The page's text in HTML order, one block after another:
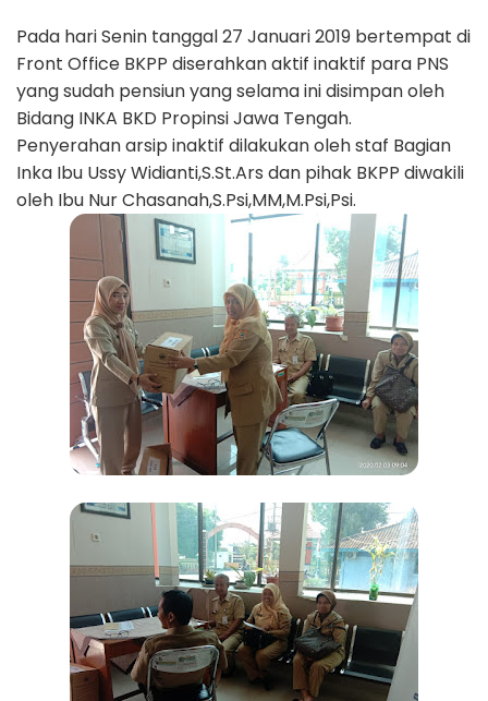
Pada hari Senin tanggal 27 Januari 2019 bertempat di
Front Office BKPP diserahkan aktif inaktif para PNS
yang sudah pensiun yang selama ini disimpan oleh
Bidang INKA BKD Propinsi Jawa Tengah.
Penyerahan arsip inaktif dilakukan oleh staf Bagian
Inka Ibu Ussy Widianti,S.St.Ars dan pihak BKPP diwakili
oleh Ibu Nur Chasanah,S.Psi,MM,M.Psi,Psi.